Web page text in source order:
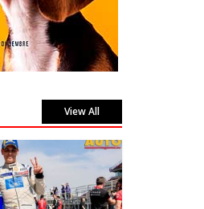
View All